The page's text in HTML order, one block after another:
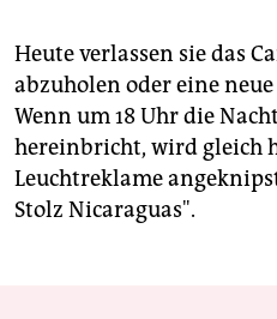
Heute verlassen sie das
abzuholen oder eine
Wenn um 18 Uhr die
hereinbricht, wird gleich
Leuchtreklame
Stolz Nicaraguas".